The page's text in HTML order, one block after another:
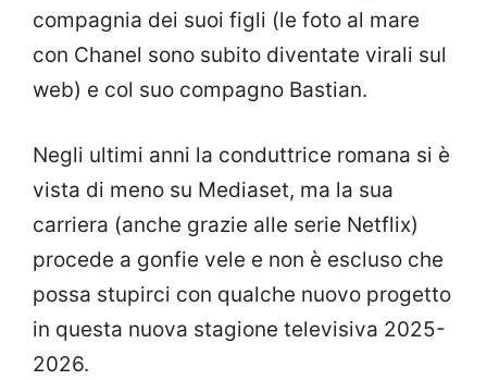
compagnia dei suoi figli (le foto al mare
con Chanel sono subito diventate virali sul
web) e col suo compagno Bastian.
Negli ultimi anni la conduttrice romana si è
vista di meno su Mediaset, ma la sua
carriera (anche grazie alle serie Netflix)
procede a gonfie vele e non è escluso che
possa stupirci con qualche nuovo progetto
in questa nuova stagione televisiva 2025-
2026.